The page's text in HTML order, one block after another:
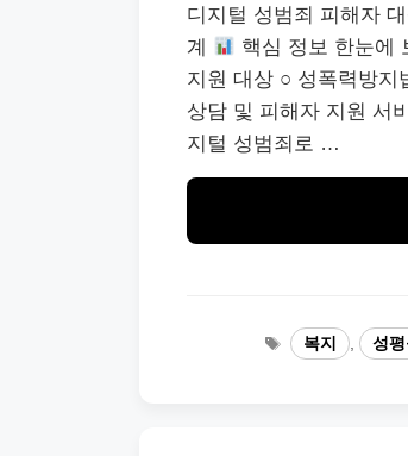
디지털 성범죄 피해자
계
핵심 정보 한눈에
지원 대상 ○ 성폭력방지
상담 및 피해자 지원 서
지털 성범죄로 …
Tags
복지 , 성